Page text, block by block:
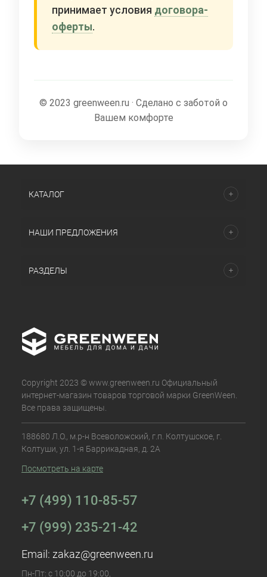
принимает условия договора-
оферты.
© 2023 greenween.ru · Сделано с заботой о
Вашем комфорте
КАТАЛОГ
НАШИ ПРЕДЛОЖЕНИЯ
РАЗДЕЛЫ
Copyright 2023 © www.greenween.ru Официальный
интернет-магазин товаров торговой марки GreenWeen.
Все права защищены.
188680 Л.О., м.р-н Всеволожский, г.п. Колтушское, г.
Колтуши, ул. 1-я Баррикадная, д. 2А
Посмотреть на карте
+7 (499) 110-85-57
+7 (999) 235-21-42
Email: zakaz@greenween.ru
Пн-Пт: с 10:00 до 19:00,